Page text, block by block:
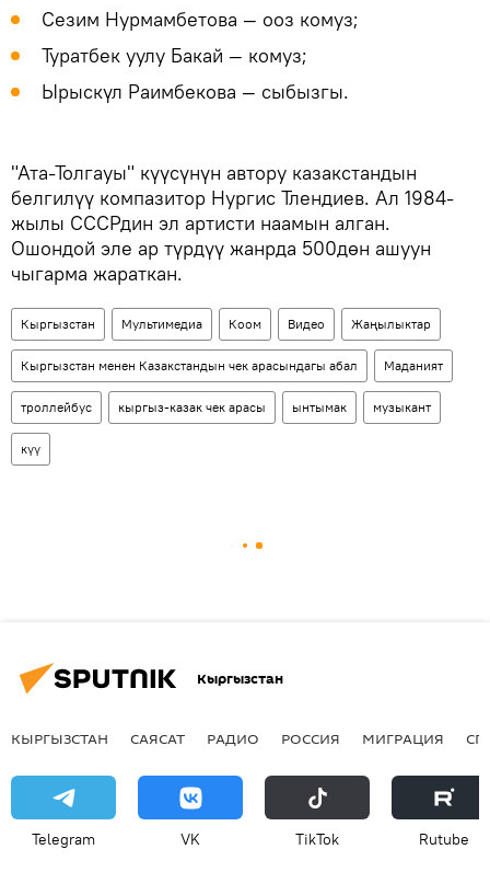
Сезим Нурмамбетова — ооз комуз;
Туратбек уулу Бакай — комуз;
Ырыскүл Раимбекова — сыбызгы.
"Ата-Толгауы" күүсүнүн автору казакстандын
белгилүү компазитор Нургис Тлендиев. Ал 1984-
жылы СССРдин эл артисти наамын алган.
Ошондой эле ар түрдүү жанрда 500дөн ашуун
чыгарма жараткан.
Кыргызстан Мультимедиа Коом Видео Жаңылыктар
Кыргызстан менен Казакстандын чек арасындагы абал Маданият
троллейбус кыргыз-казак чек арасы ынтымак музыкант
күү
Кыргызстан
КЫРГЫЗСТАН САЯСАТ РАДИО РОССИЯ МИГРАЦИЯ
Telegram VK ТikТоk Rutube